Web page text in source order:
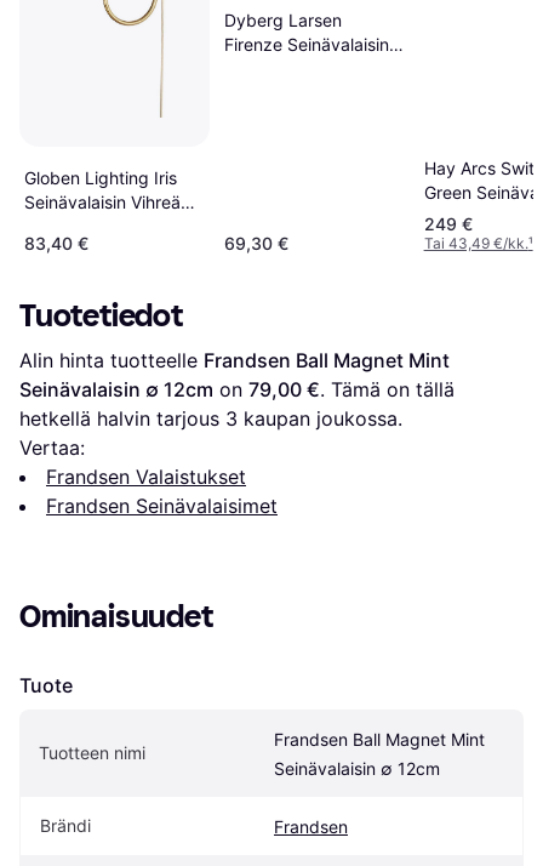
Globen Lighting Iris
Seinävalaisin Vihreä
83,40 €
Dyberg Larsen
Firenze Seinävalaisin
69,30 €
Hay Arcs
Green
249 €
Tai 43,49 €/kk.¹
Tuotetiedot
Alin hinta tuotteelle Frandsen Ball Magnet Mint
Seinävalaisin ∅ 12cm on 79,00 €. Tämä on tällä
hetkellä halvin tarjous 3 kaupan joukossa.
Vertaa:
Frandsen Valaistukset
Frandsen Seinävalaisimet
Ominaisuudet
Tuote
Tuotteen nimi
Frandsen Ball Magnet Mint
Seinävalaisin ∅ 12cm
Brändi Frandsen